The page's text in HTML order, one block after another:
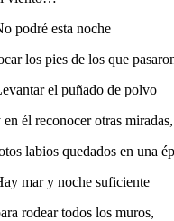
podré esta noche
los pies de los que
el puñado de polvo
en él reconocer otras miradas,
labios quedados en una
mar y noche suficiente
rodear todos los muros,